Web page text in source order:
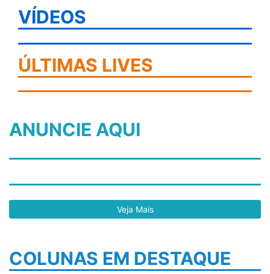
VÍDEOS
ÚLTIMAS LIVES
ANUNCIE AQUI
Veja Mais
COLUNAS EM DESTAQUE